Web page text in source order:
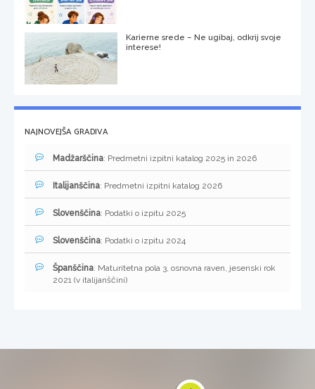
Karierne srede – Ne ugibaj, odkrij svoje
interese!
NAJNOVEJŠA GRADIVA
Madžarščina: Predmetni izpitni katalog 2025 in 2026
Italijanščina: Predmetni izpitni katalog 2026
Slovenščina: Podatki o izpitu 2025
Slovenščina: Podatki o izpitu 2024
Španščina: Maturitetna pola 3, osnovna raven, jesenski rok
2021 (v italijanščini)